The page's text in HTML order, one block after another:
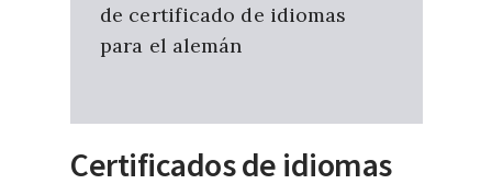
de certificado de idiomas
para el alemán
Certificados de idiomas